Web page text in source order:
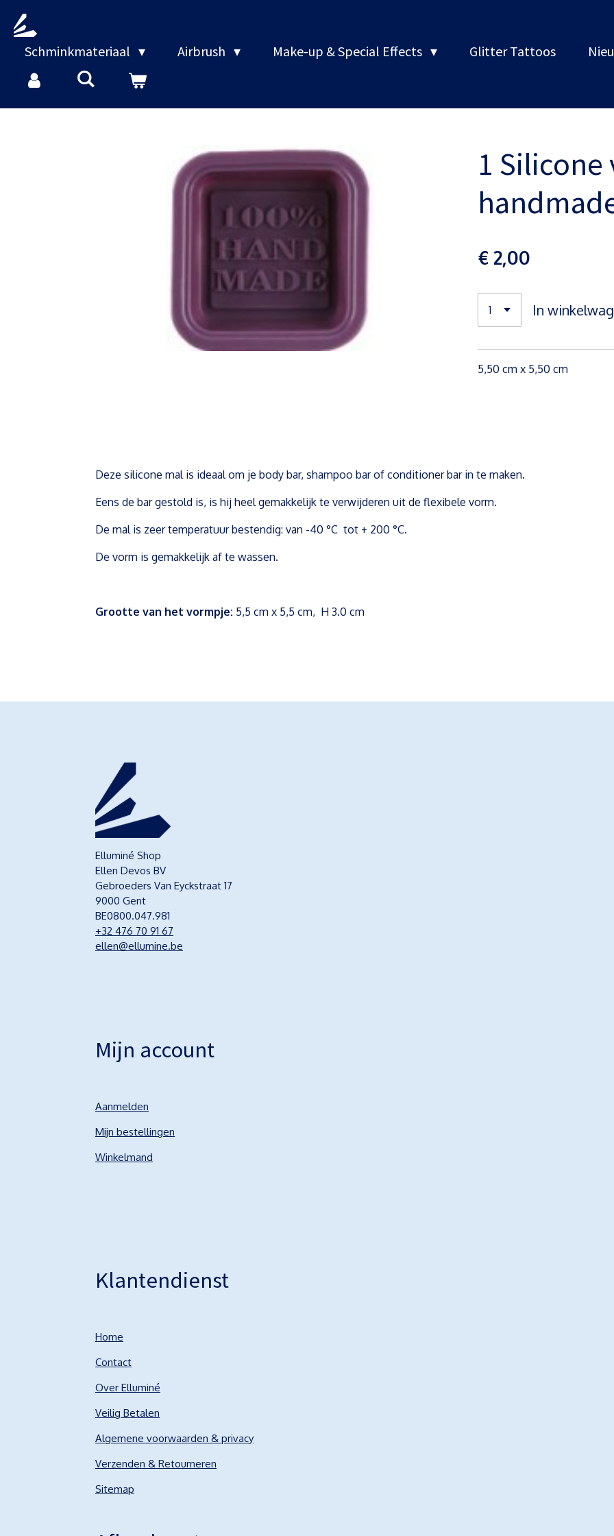
direct
naar
hoofdinhoud
Schminkmateriaal Airbrush Make-up & Special Effects Glitter Tattoos
1 Silicone
€ 2,00
In
5,50 cm x 5,50 cm
Deze silicone mal is ideaal om je body bar, shampoo bar of conditioner bar in te maken.
Eens de bar gestold is, is hij heel gemakkelijk te verwijderen uit de flexibele vorm.
De mal is zeer temperatuur bestendig: van -40 °C tot + 200 °C.
De vorm is gemakkelijk af te wassen.
Grootte van het vormpje: 5,5 cm x 5,5 cm, H 3.0 cm
Elluminé Shop
Ellen Devos BV
Gebroeders Van Eyckstraat 17
9000 Gent
BE0800.047.981
+32 476 70 91 67
ellen@ellumine.be
Mijn account
Aanmelden
Mijn bestellingen
Winkelmand
Klantendienst
Home
Contact
Over Elluminé
Veilig Betalen
Algemene voorwaarden & privacy
Verzenden & Retourneren
Sitemap